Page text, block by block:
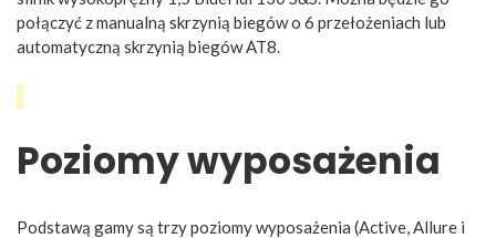
połączyć z manualną skrzynią biegów o 6 przełożeniach lub
automatyczną skrzynią biegów AT8.
Poziomy wyposażenia
Podstawą gamy są trzy poziomy wyposażenia (Active, Allure i